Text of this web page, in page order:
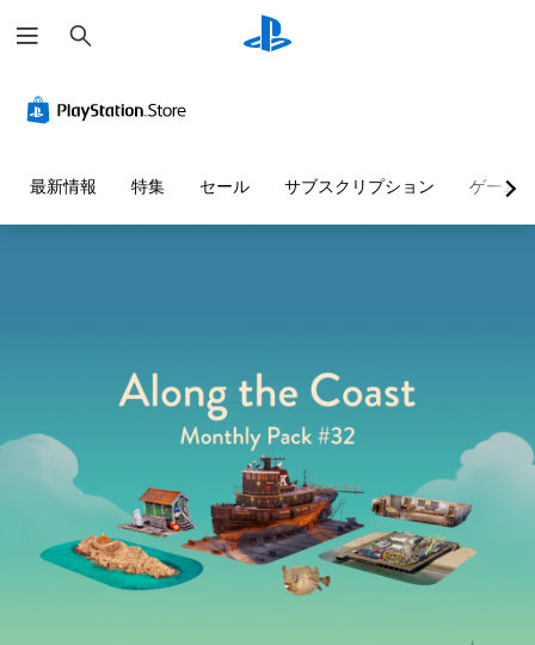
索
最新情報 特集 セール サブスクリプション ゲーム